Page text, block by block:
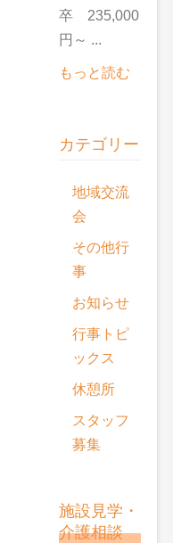
卒 235,000
円～ ...
もっと読む
カテゴリー
地域交流
会
その他行
事
お知らせ
行事トピ
ックス
休憩所
スタッフ
募集
施設見学・
介護相談